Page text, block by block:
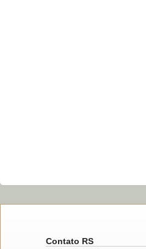
Contato RS